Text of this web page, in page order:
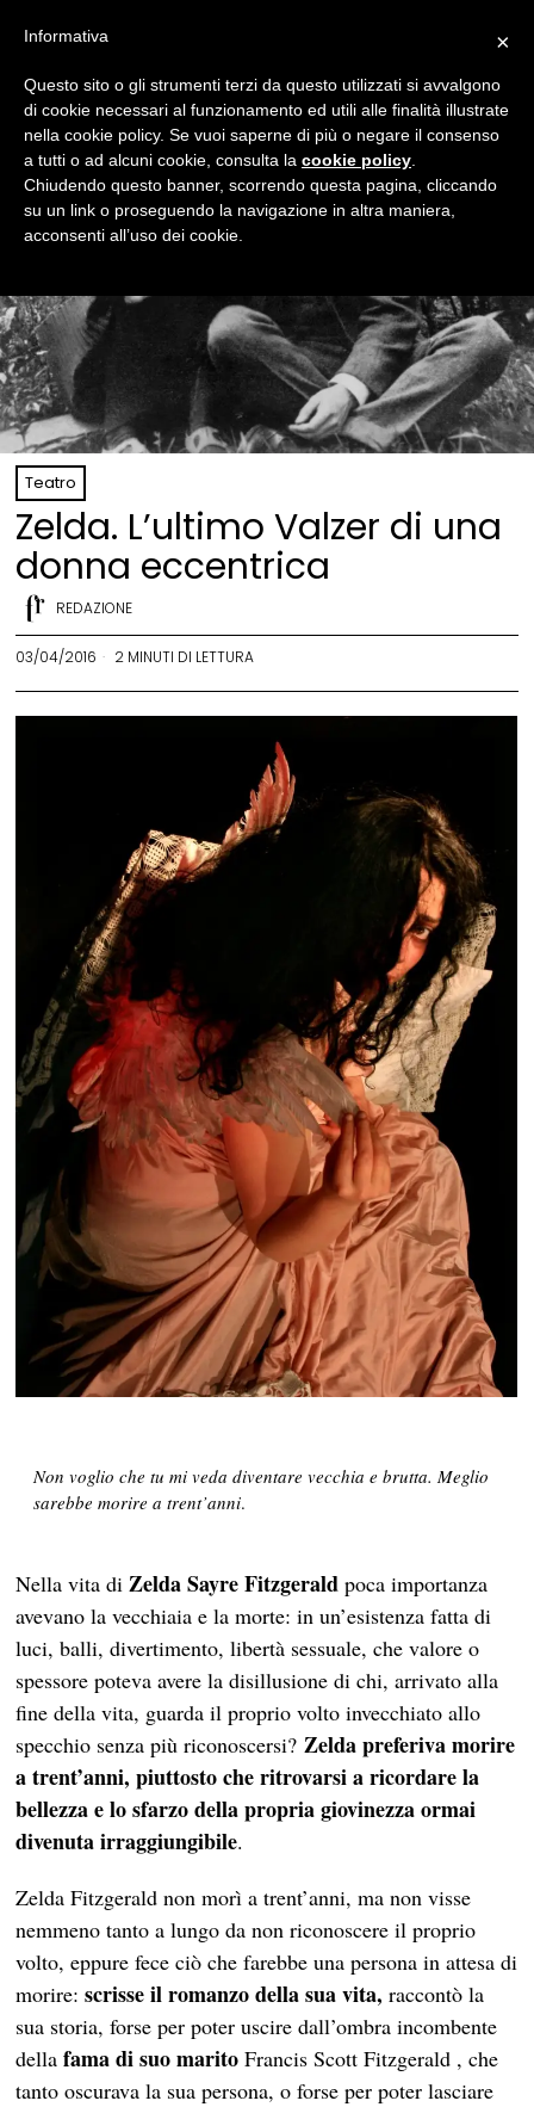
Teatro
Zelda. L’ultimo Valzer di una
donna eccentrica
REDAZIONE
03/04/2016 2 MINUTI DI LETTURA
Non voglio che tu mi veda diventare vecchia e brutta. Meglio
sarebbe morire a trent’anni.
Nella vita diZelda Sayre Fitzgerald poca importanza
avevano la vecchiaia e la morte: in un’esistenza fatta di
luci, balli, divertimento, libertà sessuale, che valore o
spessore poteva avere la disillusione di chi, arrivato alla
fine della vita, guarda il proprio volto invecchiato allo
specchio senza più riconoscersi?Zelda preferiva morire
a trent’anni, piuttosto che ritrovarsi a ricordare la
bellezza e lo sfarzo della propria giovinezza ormai
divenuta irraggiungibile.
Zelda Fitzgerald non morì a trent’anni, ma non visse
nemmeno tanto a lungo da non riconoscere il proprio
volto, eppure fece ciò che farebbe una persona in attesa di
morire:scrisse il romanzo della sua vita, raccontò la
sua storia, forse per poter uscire dall’ombra incombente
della fama di suo marito Francis Scott Fitzgerald , che
tanto oscurava la sua persona, o forse per poter lasciare
×
Informativa
Questo sito o gli strumenti terzi da questo utilizzati si avvalgono
di cookie necessari al funzionamento ed utili alle finalità illustrate
nella cookie policy. Se vuoi saperne di più o negare il consenso
a tutti o ad alcuni cookie, consulta la cookie policy
Chiudendo questo banner, scorrendo questa pagina, cliccando
su un link o proseguendo la navigazione in altra maniera,
acconsenti all’uso dei cookie.